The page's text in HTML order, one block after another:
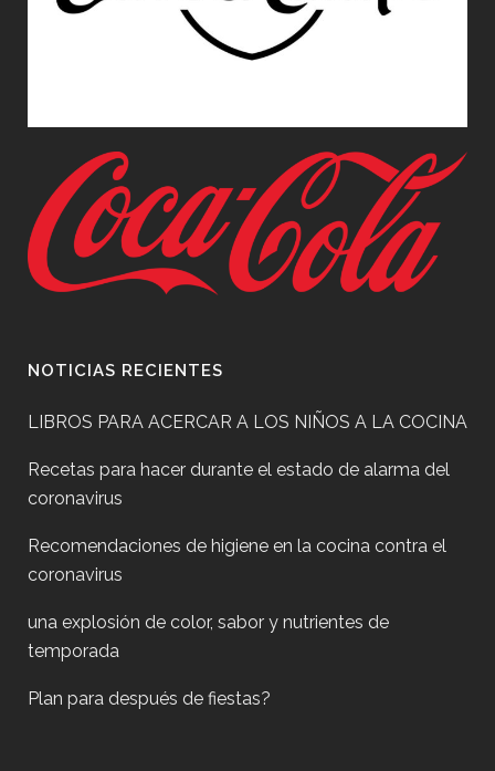
NOTICIAS RECIENTES
LIBROS PARA ACERCAR A LOS NIÑOS A LA COCINA
Recetas para hacer durante el estado de alarma del
coronavirus
Recomendaciones de higiene en la cocina contra el
coronavirus
una explosión de color, sabor y nutrientes de
temporada
Plan para después de fiestas?